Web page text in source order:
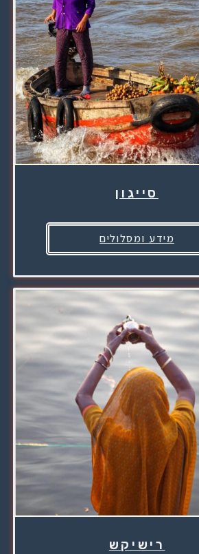
סייגון
מידע ומסלולים
רישיקש